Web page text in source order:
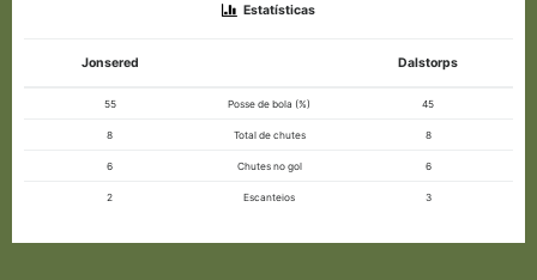
Estatísticas
Jonsered Dalstorps
55 Posse de bola (%) 45
8 Total de chutes 8
6 Chutes no gol 6
2 Escanteios 3